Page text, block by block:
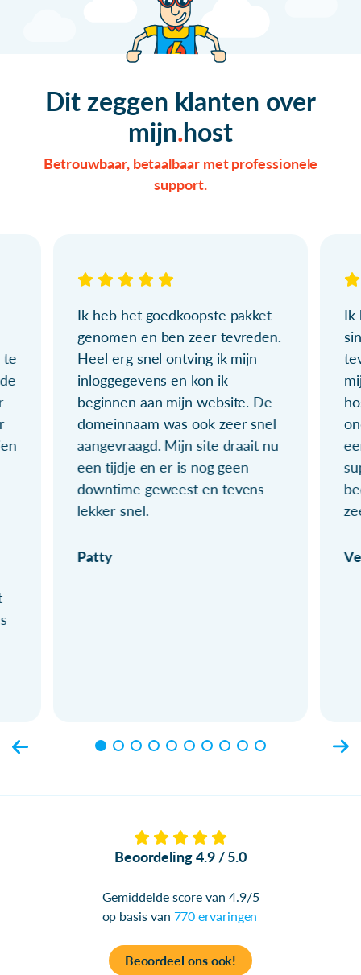
Dit zeggen klanten over
mijn host
Betrouwbaar, betaalbaar met professionele
support.
te
Ik heb het goedkoopste pakket
genomen en ben zeer tevreden.
Heel erg snel ontving ik mijn
inloggegevens en kon ik
beginnen aan mijn website. De
domeinnaam was ook zeer snel
aangevraagd. Mijn site draait nu
een tijdje en er is nog geen
downtime geweest en tevens
lekker snel.
Patty
Ik
Beoordeling 4.9 / 5.0
Gemiddelde score van 4.9/5
op basis van 770 ervaringen
Beoordeel ons ook!